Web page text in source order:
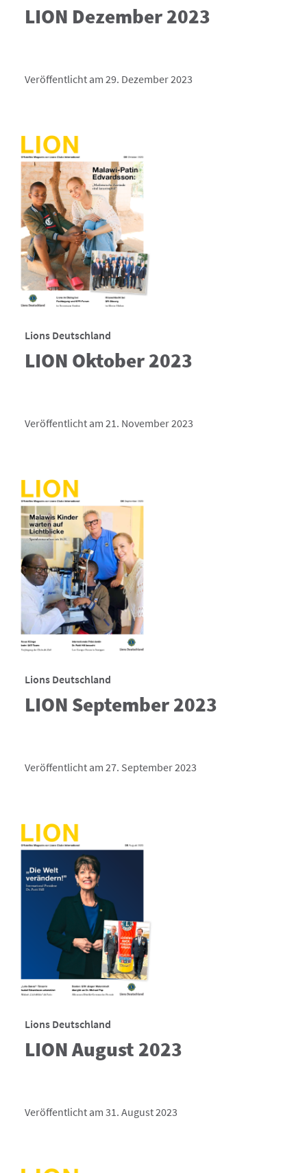
LION Dezember 2023
Veröffentlicht am 29. Dezember 2023
Lions Deutschland
LION Oktober 2023
Veröffentlicht am 21. November 2023
Lions Deutschland
LION September 2023
Veröffentlicht am 27. September 2023
Lions Deutschland
LION August 2023
Veröffentlicht am 31. August 2023